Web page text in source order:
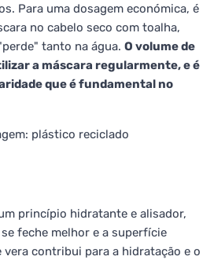
Para uma dosagem económica, é
no cabelo seco com toalha,
tanto na água. O volume de
a máscara regularmente, e é
que é fundamental no
plástico reciclado
princípio hidratante e alisador,
feche melhor e a superfície
vera contribui para a hidratação e o